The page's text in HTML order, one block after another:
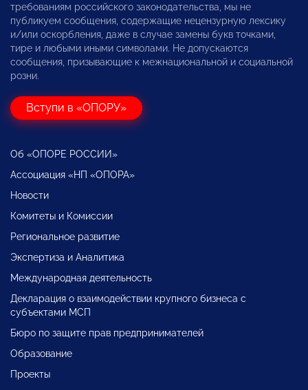
требованиям российского законодательства, мы не
публикуем сообщения, содержащие нецензурную лексику
и/или оскорбления, даже в случае замены букв точками,
тире и любыми иными символами. Не допускаются
сообщения, призывающие к межнациональной и социальной
розни.
Вступи в «ОПОРУ»
Об «ОПОРЕ РОССИИ»
Ассоциация «НП «ОПОРА»
Новости
Комитеты и Комиссии
Региональное развитие
Экспертиза и Аналитика
Международная деятельность
Декларация о взаимодействии крупного бизнеса с
субъектами МСП
Бюро по защите прав предпринимателей
Образование
Проекты